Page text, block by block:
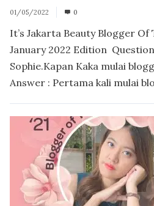
01/05/2022 0
It’s Jakarta Beauty Blogger
January 2022 Edition
Sophie.Kapan Kaka mulai
Answer : Pertama kali mulai